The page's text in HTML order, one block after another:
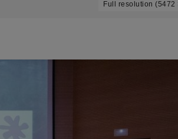
Full resolution (5472